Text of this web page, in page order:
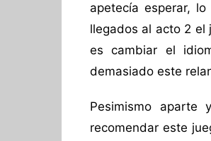
apetecía esperar,
llegados al acto 2
es cambiar el
demasiado este
Pesimismo
recomendar este